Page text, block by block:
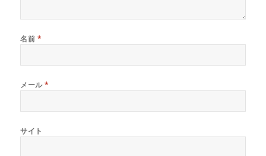
名前 *
メール*
サイト